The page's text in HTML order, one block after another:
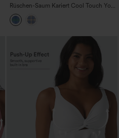
Rüschen-Saum Kariert Cool Touch Yoga
Trägertop